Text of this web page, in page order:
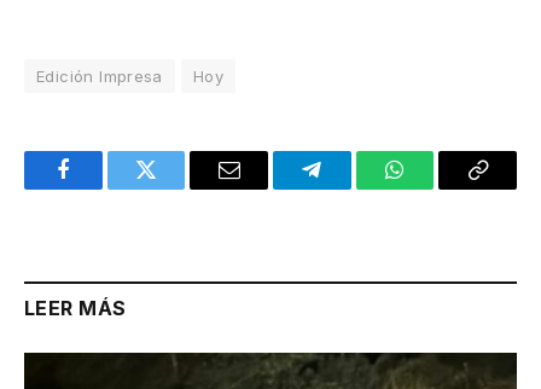
Edición Impresa Hoy
FacebookTwitter Email TelegramWhatsAppCopy
LEER MÁS